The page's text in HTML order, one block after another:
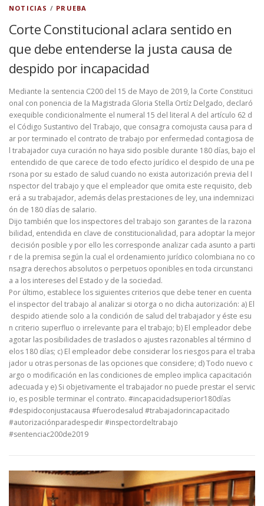
NOTICIAS / PRUEBA
Corte Constitucional aclara sentido en
que debe entenderse la justa causa de
despido por incapacidad
Mediante la sentencia C200 del 15 de Mayo de 2019, la Corte Constituci
onal con ponencia de la Magistrada Gloria Stella Ortíz Delgado, declaró
exequible condicionalmente el numeral 15 del literal A del artículo 62 d
el Código Sustantivo del Trabajo, que consagra comojusta causa para d
ar por terminado el contrato de trabajo por enfermedad contagiosa de
l trabajador cuya curación no haya sido posible durante 180 días, bajo el
entendido de que carece de todo efecto jurídico el despido de una pe
rsona por su estado de salud cuando no exista autorización previa del I
nspector del trabajo y que el empleador que omita este requisito, deb
erá a su trabajador, además delas prestaciones de ley, una indemnizaci
ón de 180 días de salario.
Dijo también que los inspectores del trabajo son garantes de la razona
bilidad, entendida en clave de constitucionalidad, para adoptar la mejor
decisión posible y por ello les corresponde analizar cada asunto a parti
r de la premisa según la cual el ordenamiento jurídico colombiana no co
nsagra derechos absolutos o perpetuos oponibles en toda circunstanci
a a los intereses del Estado y de la sociedad.
Por último, establece los siguientes criterios que debe tener en cuenta
el inspector del trabajo al analizar si otorga o no dicha autorización: a) El
despido atiende solo a la condición de salud del trabajador y éste esu
n criterio superfluo o irrelevante para el trabajo; b) El empleador debe
agotar las posibilidades de traslados o ajustes razonables al término d
elos 180 días; c) El empleador debe considerar los riesgos para el traba
jador u otras personas de las opciones que considere; d) Todo nuevo c
argo o modificación en las condiciones de empleo implica capacitación
adecuada y e) Si objetivamente el trabajador no puede prestar el servic
io, es posible terminar el contrato. #incapacidadsuperior180días
#despidoconjustacausa #fuerodesalud #trabajadorincapacitado
#autorizaciónparadespedir #inspectordeltrabajo
#sentenciac200de2019